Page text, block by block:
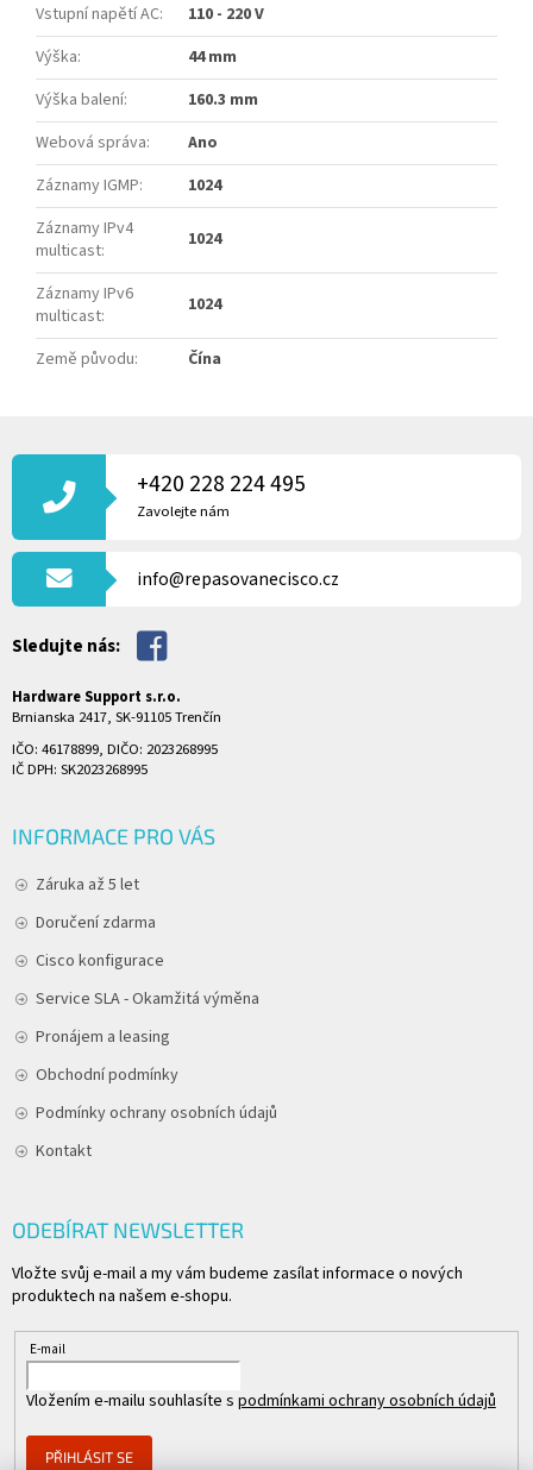
Vstupní napětí AC:
110 - 220 V
Výška:
44 mm
Výška balení:
160.3 mm
Webová správa:
Ano
Záznamy IGMP:
1024
Záznamy IPv4
multicast: 1024
Záznamy IPv6
multicast: 1024
Země původu: Čína
Á
T
+420 228 224 495
Zavolejte nám
info@repasovanecisco.cz
Sledujte nás:
Hardware Support s.r.o.
Brnianska 2417, SK-91105 Trenčín
IČO: 46178899, DIČO: 2023268995
IČ DPH: SK2023268995
INFORMACE PRO VÁS
Záruka až 5 let
Doručení zdarma
Cisco konfigurace
Service SLA - Okamžitá výměna
Pronájem a leasing
Obchodní podmínky
Podmínky ochrany osobních údajů
Kontakt
ODEBÍRAT NEWSLETTER
Vložte svůj e-mail a my vám budeme zasílat informace o nových
produktech na našem e-shopu.
E-mail
Vložením e-mailu souhlasíte s podmínkami ochrany osobních údajů
PŘIHLÁSIT SE